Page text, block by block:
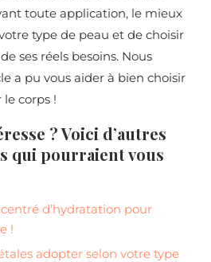
toute application, le mieux
type de peau et de choisir
ses réels besoins. Nous
a pu vous aider à bien choisir
corps !
? Voici d’autres
qui pourraient vous
d’hydratation pour
!
adopter selon votre type